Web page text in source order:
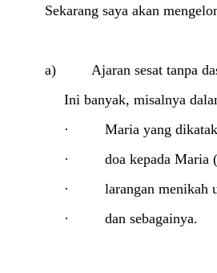
Sekarang saya akan
a) Ajaran sesat tanpa
Ini banyak, misalnya
·
Maria yang
·
doa kepada Maria
·
larangan
·
dan sebagainya.